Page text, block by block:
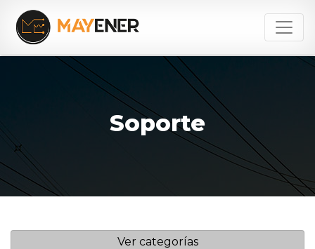
Soporte
Ver categorías